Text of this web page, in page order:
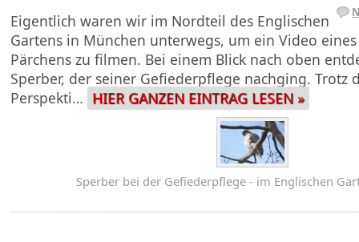
Eigentlich waren wir im Nordteil des Englischen
Gartens in München unterwegs, um ein Video eines
Pärchens zu filmen. Bei einem Blick nach oben
Sperber, der seiner Gefiederpflege nachging. Trotz
Perspekti… HIER GANZEN EINTRAG LESEN »
Sperber bei der Gefiederpflege - im Englischen